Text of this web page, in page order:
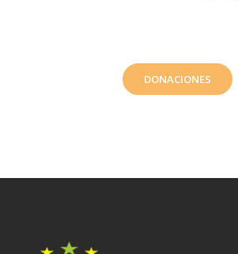
DONACIONES